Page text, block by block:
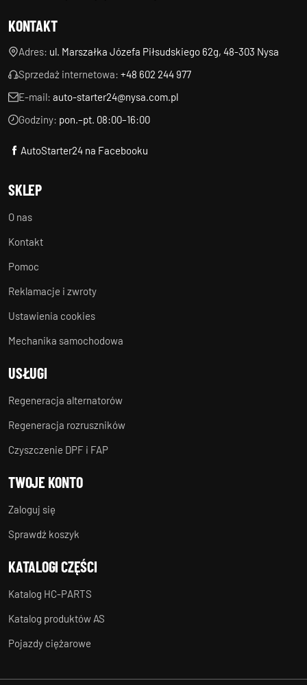
KONTAKT
Adres: ul. Marszałka Józefa Piłsudskiego 62g, 48-303 Nysa
Sprzedaż internetowa: +48 602 244 977
E-mail: auto-starter24@nysa.com.pl
Godziny: pon.–pt. 08:00–16:00
AutoStarter24 na Facebooku
SKLEP
O nas
Kontakt
Pomoc
Reklamacje i zwroty
Ustawienia cookies
Mechanika samochodowa
USŁUGI
Regeneracja alternatorów
Regeneracja rozruszników
Czyszczenie DPF i FAP
TWOJE KONTO
Zaloguj się
Sprawdź koszyk
KATALOGI CZĘŚCI
Katalog HC-PARTS
Katalog produktów AS
Pojazdy ciężarowe